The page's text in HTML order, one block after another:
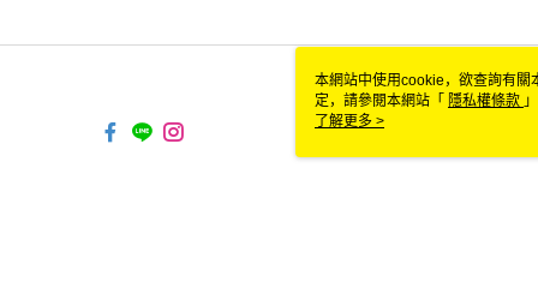
本網站中使用cookie，欲查詢有
定，請參閱本網站「 隱私權條款
cookie。
了解更多 >